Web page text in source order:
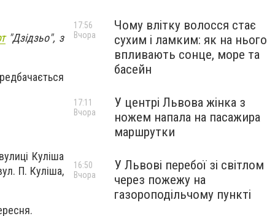
"Дзідзьо", з
Куліша
П. Куліша,
Чому влітку волосся стає
сухим і ламким: як на нього
впливають сонце, море та
басейн
17:56
Вчора
У центрі Львова жінка з
ножем напала на пасажира
маршрутки
17:11
Вчора
У Львові перебої зі світлом
через пожежу на
газороподільчому пункті
16:50
Вчора